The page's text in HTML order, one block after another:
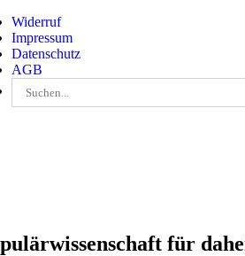
to
content
Widerruf
Impressum
Datenschutz
AGB
nach:
für